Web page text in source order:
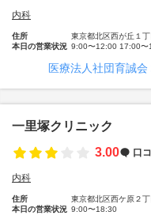
内科
住所
東京都北区西が丘１
本日の営業状況 9:00〜12:00 17:00〜
医療法人社団育誠
一里塚クリニック
3.00
口
内科
住所
東京都北区西ケ原２丁
本日の営業状況 9:00〜18:30